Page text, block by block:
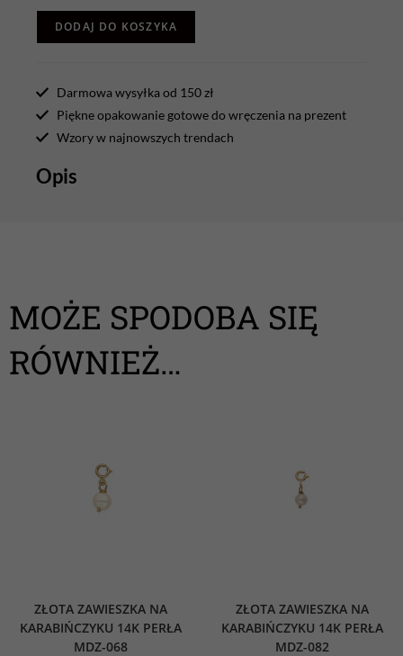
DODAJ DO KOSZYKA
Darmowa wysyłka od 150 zł
Piękne opakowanie gotowe do wręczenia na prezent
Wzory w najnowszych trendach
Opis
MOŻE SPODOBA SIĘ
RÓWNIEŻ…
ZŁOTA ZAWIESZKA NA
KARABIŃCZYKU 14K PERŁA
MDZ-068
ZŁOTA ZAWIESZKA NA
KARABIŃCZYKU 14K PERŁA
MDZ-082